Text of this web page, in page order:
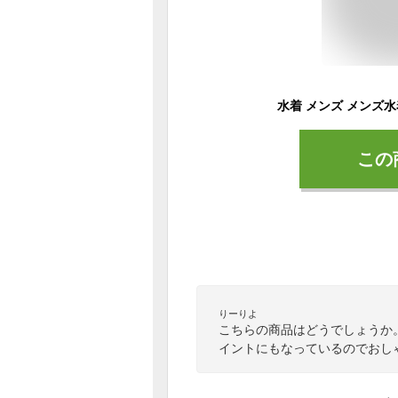
こ
りーりよ
こちらの商品はどうでしょう
イントにもなっているのでお